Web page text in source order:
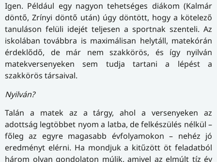
Igen. Például egy nagyon tehetséges diákom (Kalmár
döntő, Zrínyi döntő után) úgy döntött, hogy a kötelező
tanuláson felüli idejét teljesen a sportnak szenteli. Az
iskolában továbbra is maximálisan helytáll, matekórán
érdeklődő, de már nem szakkörös, és így nyilván
matekversenyeken sem tudja tartani a lépést a
szakkörös társaival.
Nyilván?
Talán a matek az a tárgy, ahol a versenyeken az
adottság legtöbbet nyom a latba, de felkészülés nélkül –
főleg az egyre magasabb évfolyamokon – nehéz jó
eredményt elérni. Ha mondjuk a kitűzött öt feladatból
három olyan gondolaton múlik, amivel az elmúlt tíz év